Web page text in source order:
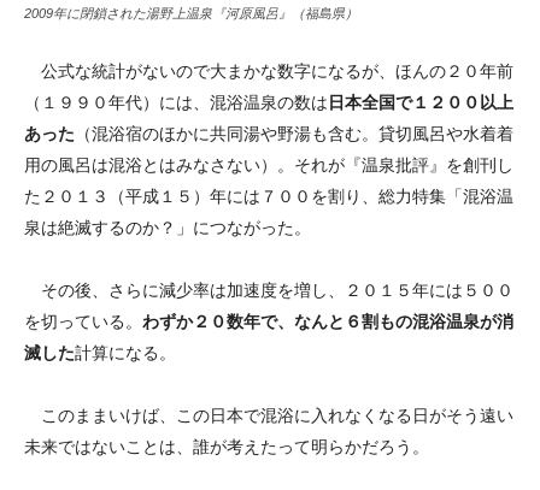
2009年に閉鎖された湯野上温泉『河原風呂』（福島県）
公式な統計がないので大まかな数字になるが、ほんの２０年前
（１９９０年代）には、混浴温泉の数は 日本全国で１２００以上
あった （混浴宿のほかに共同湯や野湯も含む。貸切風呂や水着着
用の風呂は混浴とはみなさない）。それが『温泉批評』を創刊し
た２０１３（平成１５）年には７００を割り、総力特集「混浴温
泉は絶滅するのか？」につながった。
その後、さらに減少率は加速度を増し、２０１５年には５００
を切っている。 わずか２０数年で、なんと６割もの混浴温泉が消
滅した計算になる。
このままいけば、この日本で混浴に入れなくなる日がそう遠い
未来ではないことは、誰が考えたって明らかだろう。